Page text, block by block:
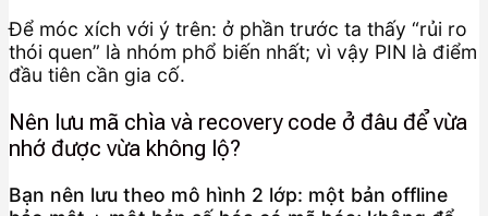
Để móc xích với ý trên: ở phần trước ta thấy “rủi ro
thói quen” là nhóm phổ biến nhất; vì vậy PIN là điểm
đầu tiên cần gia cố.
Nên lưu mã chìa và recovery code ở đâu để vừa
nhớ được vừa không lộ?
Bạn nên lưu theo mô hình 2 lớp: một bản offline